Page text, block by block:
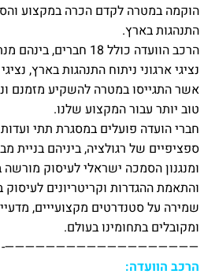
הוקמה במטרה לקדם הכרה במקצוע
התנהגות בארץ.
הרכב הוועדה כולל 18
נציגי ארגוני ניתוח התנהגות בארץ,
אשר התגייסו במטרה להשקיע מזמנם
טוב יותר עבור המקצוע שלנו.
חברי הועדה פועלים במסגרת תתי
ספציפיים של רגולציה, ביניהם בניית
ומנגנון הסמכה ישראלי לעיסוק מורשה
והתאמת ההגדרות וקריטריונים
שמירה על סטנדרטים מקצועייים,
ומקובלים בתחומינו בעולם.
———————————————————-
הרכב הוועדה: